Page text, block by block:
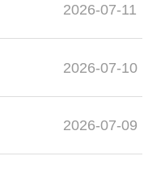
2026-07-11
2026-07-10
2026-07-09